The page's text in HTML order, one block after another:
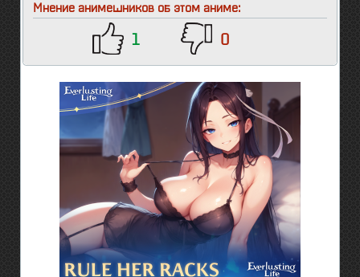
Мнение анимешников об этом аниме:
1 0